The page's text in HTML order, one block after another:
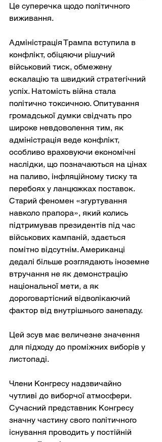
Це суперечка щодо політичного
виживання.
Адміністрація Трампа вступила в
конфлікт, обіцяючи рішучий
військовий тиск, обмежену
ескалацію та швидкий стратегічний
успіх. Натомість війна стала
політично токсичною. Опитування
громадської думки свідчать про
широке невдоволення тим, як
адміністрація веде конфлікт,
особливо враховуючи економічні
наслідки, що позначаються на цінах
на паливо, інфляційному тиску та
перебоях у ланцюжках поставок.
Старий феномен «згуртування
навколо прапора», який колись
підтримував президентів під час
військових кампаній, здається
помітно відсутнім. Американці
дедалі більше розглядають іноземне
втручання не як демонстрацію
національної мети, а як
дороговартісний відволікаючий
фактор від внутрішнього занепаду.
Цей зсув має величезне значення
для підходу до проміжних виборів у
листопаді.
Члени Конгресу надзвичайно
чутливі до виборчої атмосфери.
Сучасний представник Конгресу
значну частину свого політичного
існування проводить у постійній